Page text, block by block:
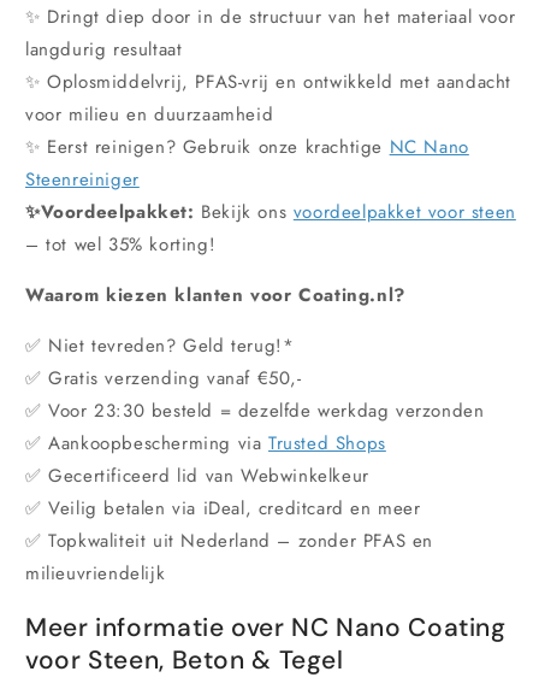
✨ Dringt diep door in de structuur van het materiaal voor
langdurig resultaat
✨ Oplosmiddelvrij, PFAS-vrij en ontwikkeld met aandacht
voor milieu en duurzaamheid
✨ Eerst reinigen? Gebruik onze krachtige NC Nano
Steenreiniger
✨Voordeelpakket: Bekijk ons voordeelpakket voor steen
– tot wel 35% korting!
Waarom kiezen klanten voor Coating.nl?
✅ Niet tevreden? Geld terug!*
✅ Gratis verzending vanaf €50,-
✅ Voor 23:30 besteld = dezelfde werkdag verzonden
✅ Aankoopbescherming viaTrusted Shops
✅ Gecertificeerd lid van Webwinkelkeur
✅ Veilig betalen via iDeal, creditcard en meer
✅ Topkwaliteit uit Nederland – zonder PFAS en
milieuvriendelijk
Meer informatie over NC Nano Coating
voor Steen, Beton & Tegel